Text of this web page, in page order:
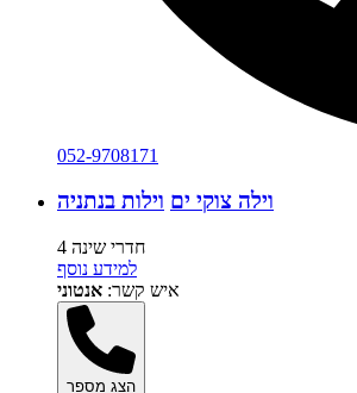
052-9708171
וילה צוקי ים וילות בנתניה
4 חדרי שינה
למידע נוסף
איש קשר: אנטוני
הצג מספר